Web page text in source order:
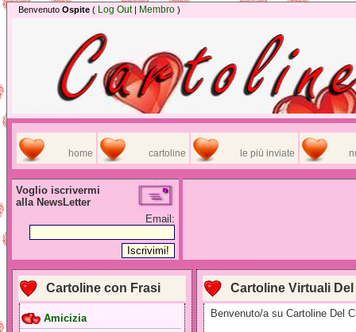
Benvenuto Ospite ( Log Out| Membro )
home cartoline le più inviate
Voglio iscrivermi
alla NewsLetter
Email:
Cartoline con Frasi
Amicizia
Cartoline Virtuali
Benvenuto/a su Cartoline Del